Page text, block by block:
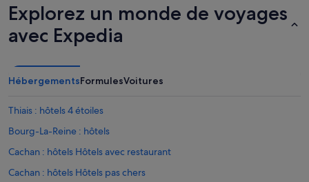
Explorez un monde de voyages
avec Expedia
HébergementsFormulesVoitures
Thiais : hôtels 4 étoiles
Bourg-La-Reine : hôtels
Cachan : hôtels Hôtels avec restaurant
Cachan : hôtels Hôtels pas chers